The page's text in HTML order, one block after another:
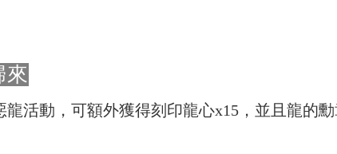
來
龍活動，可額外獲得刻印龍心x15，並且龍的